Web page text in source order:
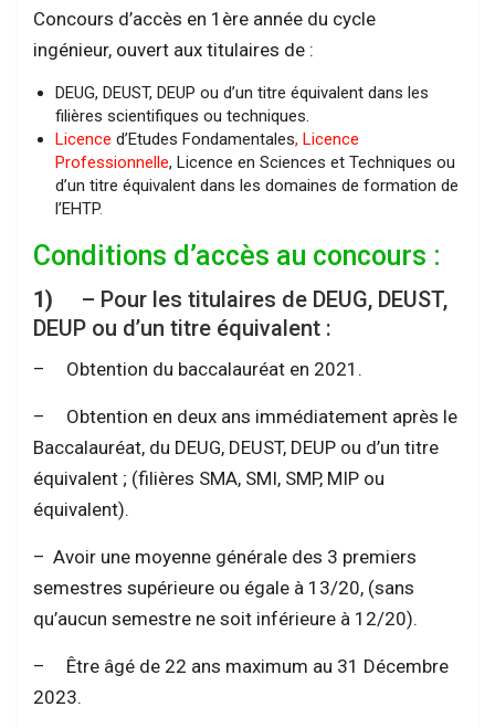
Concours d’accès en 1ère année du cycle
ingénieur, ouvert aux titulaires de :
DEUG, DEUST, DEUP ou d’un titre équivalent dans les
filières scientifiques ou techniques.
Licence d’Etudes Fondamentales, Licence
Professionnelle, Licence en Sciences et Techniques ou
d’un titre équivalent dans les domaines de formation de
l’EHTP.
Conditions d’accès au concours :
1) – Pour les titulaires de DEUG, DEUST,
DEUP ou d’un titre équivalent :
– Obtention du baccalauréat en 2021.
– Obtention en deux ans immédiatement après le
Baccalauréat, du DEUG, DEUST, DEUP ou d’un titre
équivalent ; (filières SMA, SMI, SMP, MIP ou
équivalent).
– Avoir une moyenne générale des 3 premiers
semestres supérieure ou égale à 13/20, (sans
qu’aucun semestre ne soit inférieure à 12/20).
– Être âgé de 22 ans maximum au 31 Décembre
2023.